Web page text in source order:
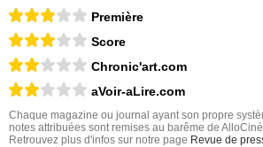
Première
Score
Chronic'art.com
aVoir-aLire.com
Chaque magazine ou journal ayant son propre
notes attribuées sont remises au barême de
Retrouvez plus d'infos sur notre page Revue de